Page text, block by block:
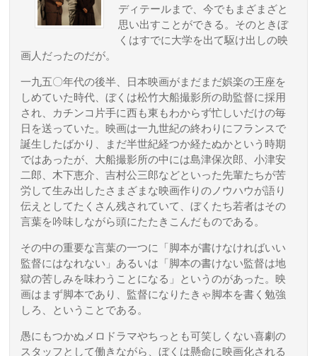
ディテールまで、今でもまざまざと
思い出すことができる。そのときぼ
くはすでに大学を出て駆け出しの映
画人だったのだが。
一九五〇年代の後半、日本映画がまだまだ娯楽の王座を
しめていた時代、ぼくは松竹大船撮影所の助監督に採用
され、カチンコ片手に西も東もわからず忙しいだけの毎
日を送っていた。映画は一九世紀の終わりにフランスで
誕生したばかり、まだ半世紀経つか経たぬかという時期
ではあったが、大船撮影所の中には島津保次郎、小津安
二郎、木下恵介、吉村公三郎などといった先輩たちが苦
労して生み出したさまざまな映画作りのノウハウが語り
伝えとしてたくさん残されていて、ぼくたち若者はその
言葉を吟味しながら頭にたたきこんだものである。
その中の重要な言葉の一つに「脚本が書けなければいい
監督にはなれない」あるいは「脚本の書けない監督は地
獄の苦しみを味わうことになる」というのがあった。映
画はまず脚本であり、監督になりたきゃ脚本を書く勉強
しろ、ということである。
愚にもつかぬメロドラマやちっとも可笑しくない喜劇の
スタッフとして働きながら、ぼくは懸命に映画化される